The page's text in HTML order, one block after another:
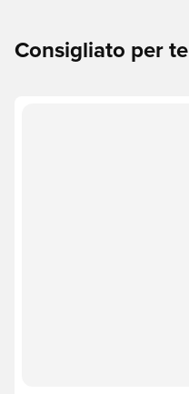
Consigliato per te